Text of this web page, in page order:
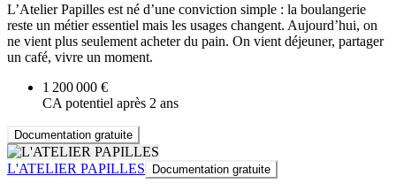
L’Atelier Papilles est né d’une conviction simple : la boulangerie
reste un métier essentiel mais les usages changent. Aujourd’hui, on
ne vient plus seulement acheter du pain. On vient déjeuner, partager
un café, vivre un moment.
1 200 000 €
CA potentiel après 2 ans
Documentation gratuite
L'ATELIER PAPILLES Documentation gratuite